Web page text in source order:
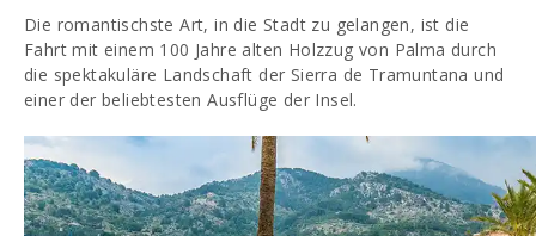
Die romantischste Art, in die Stadt zu gelangen, ist die
Fahrt mit einem 100 Jahre alten Holzzug von Palma durch
die spektakuläre Landschaft der Sierra de Tramuntana und
einer der beliebtesten Ausflüge der Insel.